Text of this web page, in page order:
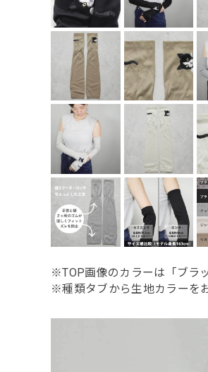
※TOP画像のカラーは「ブラ
※種類タブから生地カラーを